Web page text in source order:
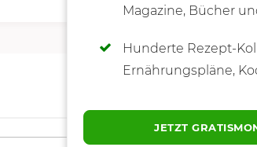
Magazine, Bücher
Hunderte Rezept-
Ernährungspläne,
JETZT